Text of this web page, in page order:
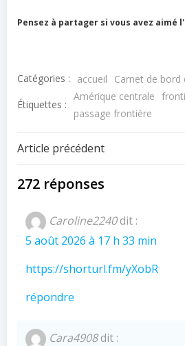
Pensez à partager si vous avez aimé
Catégories : accueil
Carnet de bord
Étiquettes :
Amérique centrale
passage frontière
Navigation
de
l’article
Article précédent
272 réponses
Caroline2240dit :
5 août 2026 à 17 h 33 min
https://shorturl.fm/yXobR
répondre
Cara4908dit :